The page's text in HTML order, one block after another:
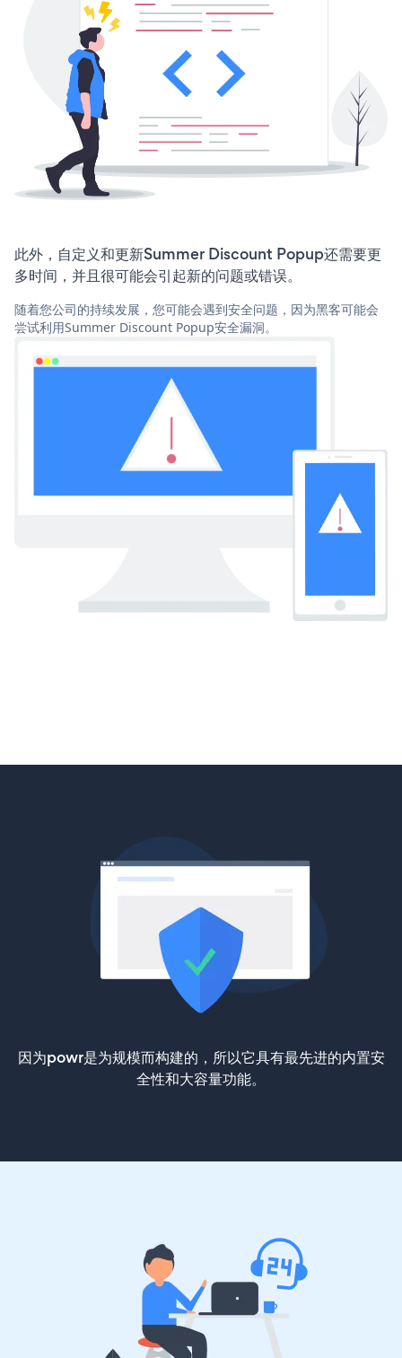
此外，自定义和更新Summer Discount Popup还需要更
多时间，并且很可能会引起新的问题或错误。
随着您公司的持续发展，您可能会遇到安全问题，因为黑客可能会
尝试利用Summer Discount Popup安全漏洞。
因为powr是为规模而构建的，所以它具有最先进的内置安
全性和大容量功能。